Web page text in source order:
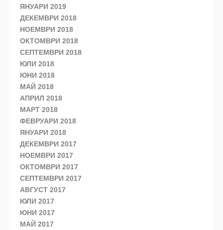
ЯНУАРИ 2019
ДЕКЕМВРИ 2018
НОЕМВРИ 2018
ОКТОМВРИ 2018
СЕПТЕМВРИ 2018
ЮЛИ 2018
ЮНИ 2018
МАЙ 2018
АПРИЛ 2018
МАРТ 2018
ФЕВРУАРИ 2018
ЯНУАРИ 2018
ДЕКЕМВРИ 2017
НОЕМВРИ 2017
ОКТОМВРИ 2017
СЕПТЕМВРИ 2017
АВГУСТ 2017
ЮЛИ 2017
ЮНИ 2017
МАЙ 2017